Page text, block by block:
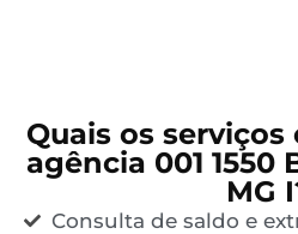
Quais os
agência 001 1550
MG
Consulta de saldo e